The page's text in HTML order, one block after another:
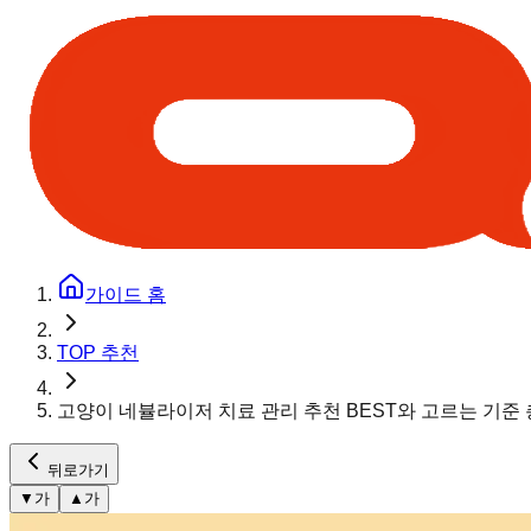
가이드 홈
TOP 추천
고양이 네뷸라이저 치료 관리 추천 BEST와 고르는 기준
뒤로가기
▼ 가 ▲ 가